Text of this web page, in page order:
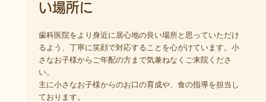
い場所に
歯科医院をより身近に居心地の良い場所と思っていただけ
るよう、丁寧に笑顔で対応することを心がけています。小
さなお子様からご年配の方まで気兼ねなくご来院くださ
い。
主に小さなお子様からのお口の育成や、食の指導を担当し
ております。